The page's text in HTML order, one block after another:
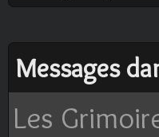
Messages
Les